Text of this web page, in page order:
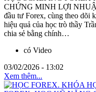
CHỨNG MINH LỢI
đầu tư Forex, cùng theo dõi
hiệu quả của học trò thầy
chia sẻ bằng chính…
có Video
03/02/2026 - 13:02
Xem thêm...